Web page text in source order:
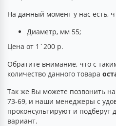
На данный момент у нас есть,
Диаметр, мм 55;
Цена от 1`200 р.
Обратите внимание, что с
количество данного товара
Так же Вы можете позвонить
73-69, и наши менеджеры с
проконсультируют и подберут
вариант.